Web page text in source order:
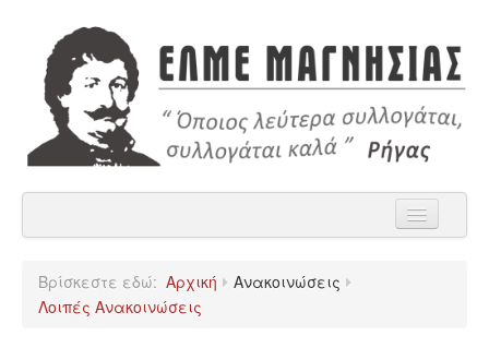
Η ΕΛΜΕ Μαγνησίας
Βρίσκεστε εδώ: Αρχική
Ανακοινώσεις
Λοιπές Ανακοινώσεις